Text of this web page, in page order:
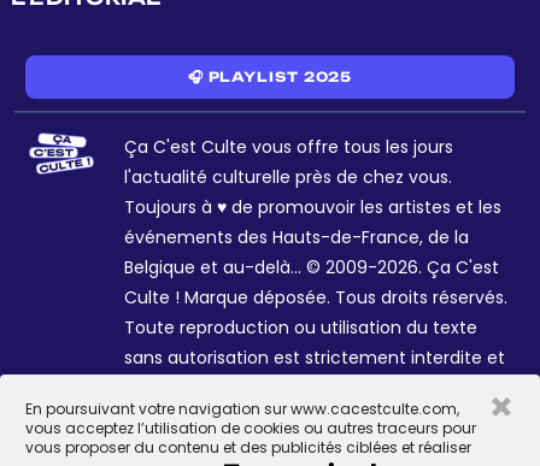
En poursuivant votre navigation sur www.cacestculte.com,
vous acceptez l’utilisation de cookies ou autres traceurs pour
vous proposer du contenu et des publicités ciblées et réaliser
×
🎧 PLAYLIST 2025
Ça C'est Culte vous offre tous les jours
l'actualité culturelle près de chez vous.
Toujours à ♥ de promouvoir les artistes et les
événements des Hauts-de-France, de la
Belgique et au-delà... © 2009-2026. Ça C'est
Culte ! Marque déposée. Tous droits réservés.
Toute reproduction ou utilisation du texte
sans autorisation est strictement interdite et
Sophie R. et Céline Galant.